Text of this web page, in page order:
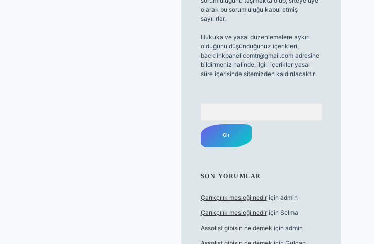
olarak bu sorumluluğu kabul etmiş
sayılırlar.
Hukuka ve yasal düzenlemelere aykırı
olduğunu düşündüğünüz içerikleri,
backlinkpanelicomtr@gmail.comadresine
bildirmeniz halinde, ilgili içerikler yasal
süre içerisinde sitemizden kaldırılacaktır.
SON YORUMLAR
Çarıkçılık mesleği nediriçin admin
Çarıkçılık mesleği nediriçin Selma
Assolist gibisin ne demek için admin